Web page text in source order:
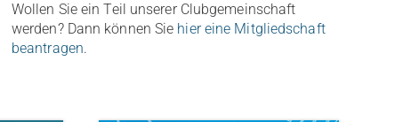
Wollen Sie ein Teil unserer Clubgemeinschaft
werden? Dann können Sie hier eine Mitgliedschaft
beantragen.